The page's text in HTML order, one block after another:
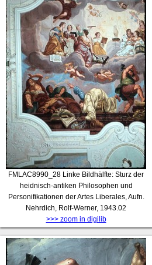
FMLAC8990_28 Linke Bildhälfte: Sturz der
heidnisch-antiken Philosophen und
Personifikationen der Artes Liberales, Aufn.
Nehrdich, Rolf-Werner, 1943.02
>>> zoom in digilib